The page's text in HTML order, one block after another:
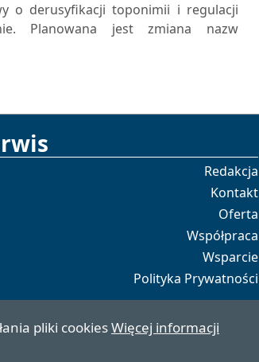
o derusyfikacji toponimii i regulacji
Planowana jest zmiana nazw
Redakcja
Kontakt
Oferta
Współpraca
Wsparcie
Polityka Prywatności
pliki cookiesWięcej informacji